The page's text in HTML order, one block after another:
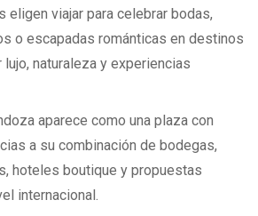
eligen viajar para celebrar bodas,
o escapadas románticas en destinos
naturaleza y experiencias
aparece como una plaza con
a su combinación de bodegas,
hoteles boutique y propuestas
internacional.